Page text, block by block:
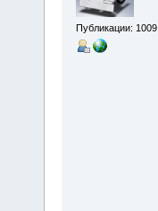
Публикации: 1009